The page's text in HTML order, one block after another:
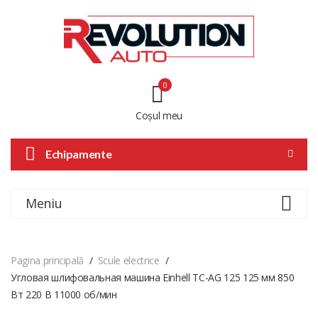
Coșul meu
0
Echipamente
Meniu
Pagina principală
Scule electrice
Угловая шлифовальная машина Einhell TC-AG 125 125 мм 850
Вт 220 В 11000 об/мин